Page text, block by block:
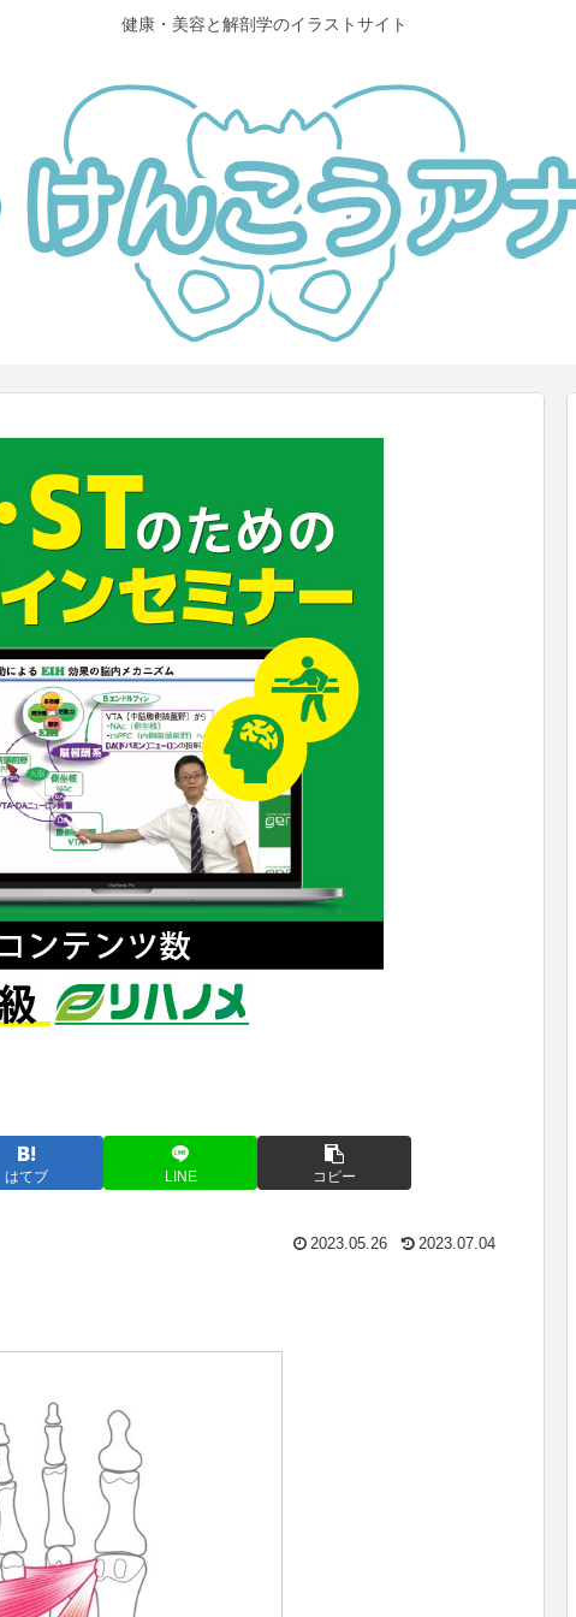
健康・美容と解剖学のイラストサイト
はてブ LINE コピー
2023.05.26 2023.07.04